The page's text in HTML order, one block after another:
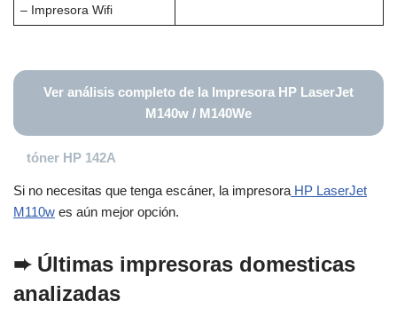
– Impresora Wifi
Ver análisis completo de la Impresora HP LaserJet
M140w / M140We
tóner HP 142A
Si no necesitas que tenga escáner, la impresora HP LaserJet
M110w es aún mejor opción.
➨ Últimas impresoras domesticas
analizadas